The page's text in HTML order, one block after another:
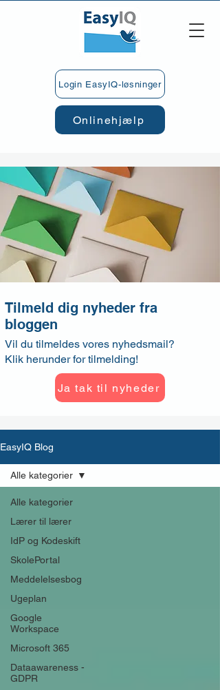
Login EasyIQ-løsninger
Onlinehjælp
Tilmeld dig nyheder fra
bloggen
Vil du tilmeldes vores nyhedsmail?
Klik herunder for tilmelding!
Ja tak til nyheder
EasyIQ Blog
Alle kategorier
Lærer til lærer
IdP og Kodeskift
SkolePortal
Meddelelsesbog
Ugeplan
Google
Workspace
Microsoft 365
Dataawareness -
GDPR
Alle kategorier